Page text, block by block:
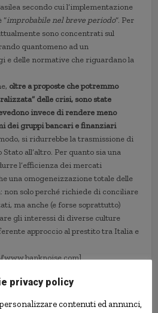
secondo cui l’implementazione
“improbabile nel breve periodo“. Per
sono concentrati sul
quantomeno ad un
e delle normative che riguardano la
oltre a proposte che potremmo
delle crisi, sono state
invece di rendere meno
dei gruppi bancari e finanziari
si ridurrebbe la trasmissione di
all’altro. Per quanto sia una
l’efficienza dei mercati
una omogeneizzazione totale delle
non solo perché richiede di conciliare
ma anche (e forse soprattutto)
gli interessi di diverse culture
approccio al prestito tra Italia e
www.banknoise.com]
privacy policy
contenuti ed annunci,